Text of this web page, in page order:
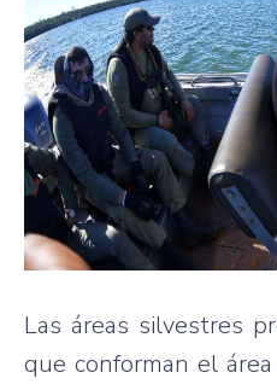
Las áreas silvestres
que conforman el